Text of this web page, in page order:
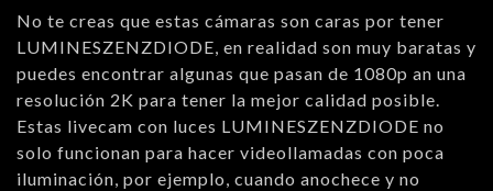
No te creas que estas cámaras son caras por tener
LUMINESZENZDIODE, en realidad son muy baratas y
puedes encontrar algunas que pasan de 1080p an una
resolución 2K para tener la mejor calidad posible.
Estas livecam con luces LUMINESZENZDIODE no
solo funcionan para hacer videollamadas con poca
iluminación, por ejemplo, cuando anochece y no